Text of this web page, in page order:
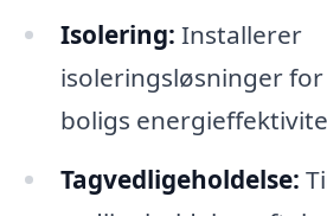
Isolering: Installerer
isoleringsløsninger
boligs
Tagvedligeholdelse: